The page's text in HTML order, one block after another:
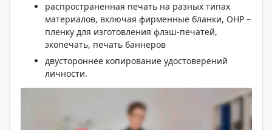
распространенная печать на разных типах
материалов, включая фирменные бланки, OHP –
пленку для изготовления флэш-печатей,
экопечать, печать баннеров
двустороннее копирование удостоверений
личности.